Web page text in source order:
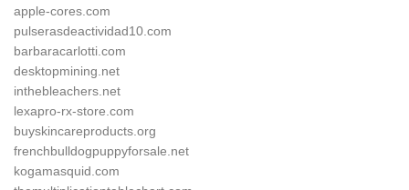
apple-cores.com
pulserasdeactividad10.com
barbaracarlotti.com
desktopmining.net
inthebleachers.net
lexapro-rx-store.com
buyskincareproducts.org
frenchbulldogpuppyforsale.net
kogamasquid.com